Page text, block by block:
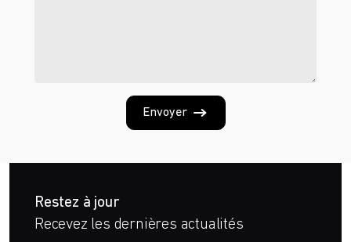
Envoyer
Restez à jour
Recevez les dernières actualités